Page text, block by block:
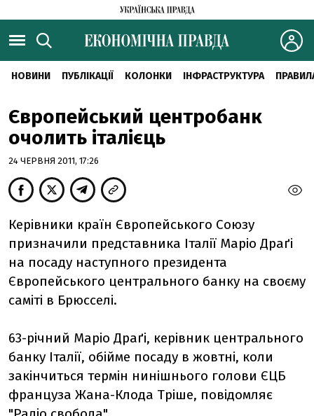
НОВИНИ ПУБЛІКАЦІЇ КОЛОНКИ ІНФРАСТРУКТУРА
Європейський центробанк
очолить італієць
24 ЧЕРВНЯ 2011, 17:26
Керівники країн Європейського Союзу
призначили представника Італії Маріо Драґі
на посаду наступного президента
Європейського центрального банку на своєму
саміті в Брюсселі.
63-річний Маріо Драґі, керівник центрального
банку Італії, обійме посаду в жовтні, коли
закінчиться термін нинішнього голови ЄЦБ
француза Жана-Клода Тріше, повідомляє